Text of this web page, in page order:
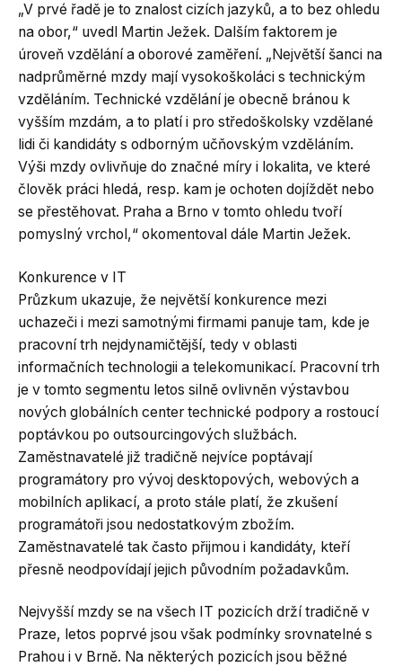
„V prvé řadě je to znalost cizích jazyků, a to bez ohledu
na obor,“ uvedl Martin Ježek. Dalším faktorem je
úroveň vzdělání a oborové zaměření. „Největší šanci na
nadprůměrné mzdy mají vysokoškoláci s technickým
vzděláním. Technické vzdělání je obecně bránou k
vyšším mzdám, a to platí i pro středoškolsky vzdělané
lidi či kandidáty s odborným učňovským vzděláním.
Výši mzdy ovlivňuje do značné míry i lokalita, ve které
člověk práci hledá, resp. kam je ochoten dojíždět nebo
se přestěhovat. Praha a Brno v tomto ohledu tvoří
pomyslný vrchol,“ okomentoval dále Martin Ježek.
Konkurence v IT
Průzkum ukazuje, že největší konkurence mezi
uchazeči i mezi samotnými firmami panuje tam, kde je
pracovní trh nejdynamičtější, tedy v oblasti
informačních technologii a telekomunikací. Pracovní trh
je v tomto segmentu letos silně ovlivněn výstavbou
nových globálních center technické podpory a rostoucí
poptávkou po outsourcingových službách.
Zaměstnavatelé již tradičně nejvíce poptávají
programátory pro vývoj desktopových, webových a
mobilních aplikací, a proto stále platí, že zkušení
programátoři jsou nedostatkovým zbožím.
Zaměstnavatelé tak často přijmou i kandidáty, kteří
přesně neodpovídají jejich původním požadavkům.
Nejvyšší mzdy se na všech IT pozicích drží tradičně v
Praze, letos poprvé jsou však podmínky srovnatelné s
Prahou i v Brně. Na některých pozicích jsou běžné